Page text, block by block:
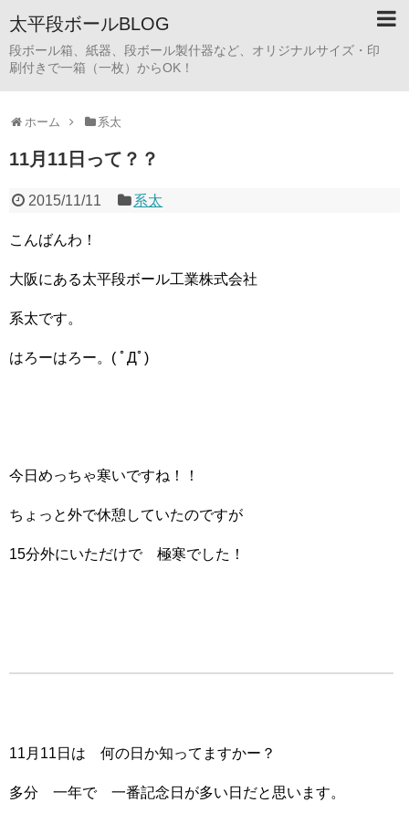
太平段ボールBLOG
段ボール箱、紙器、段ボール製什器など、オリジナルサイズ・印
刷付きで一箱（一枚）からOK！
ホーム 系太
11月11日って？？
2015/11/11 系太
こんばんわ！
大阪にある太平段ボール工業株式会社
系太です。
はろーはろー。( ﾟДﾟ)
今日めっちゃ寒いですね！！
ちょっと外で休憩していたのですが
15分外にいただけで 極寒でした！
11月11日は 何の日か知ってますかー？
多分 一年で 一番記念日が多い日だと思います。